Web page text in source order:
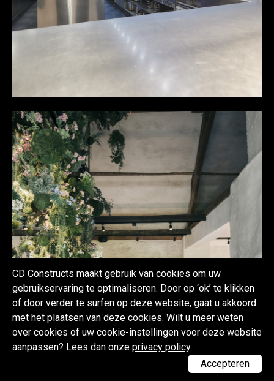
CD Constructs maakt gebruik van cookies om uw
gebruikservaring te optimaliseren. Door op ‘ok’ te klikken
of door verder te surfen op deze website, gaat u akkoord
met het plaatsen van deze cookies. Wilt u meer weten
over cookies of uw cookie-instellingen voor deze website
aanpassen? Lees dan onze privacy policy.
Accepteren